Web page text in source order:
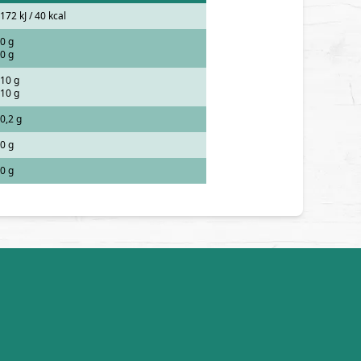
172 kJ / 40 kcal
0 g
0 g
10 g
10 g
0,2 g
0 g
0 g